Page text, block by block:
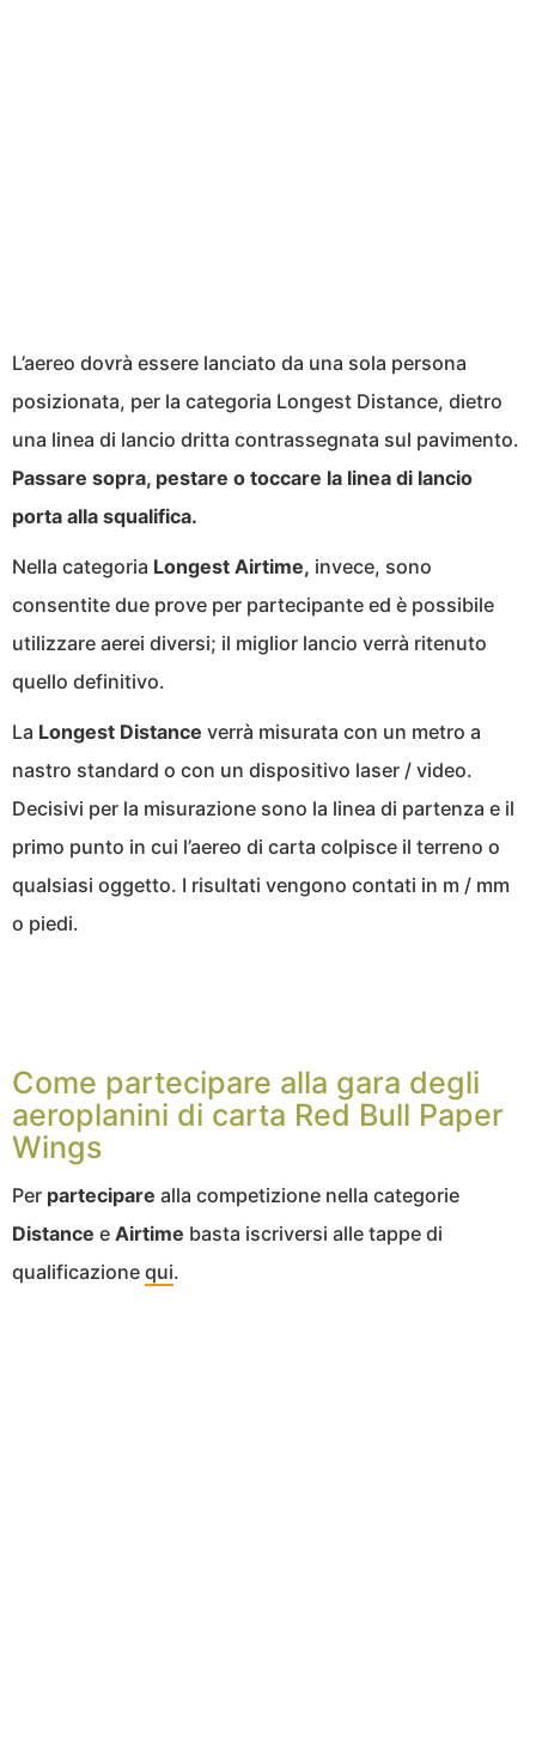
L’aereo dovrà essere lanciato da una sola persona
posizionata, per la categoria Longest Distance, dietro
una linea di lancio dritta contrassegnata sul pavimento.
Passare sopra, pestare o toccare la linea di lancio
porta alla squalifica.
Nella categoria Longest Airtime, invece, sono
consentite due prove per partecipante ed è possibile
utilizzare aerei diversi; il miglior lancio verrà ritenuto
quello definitivo.
La Longest Distance verrà misurata con un metro a
nastro standard o con un dispositivo laser / video.
Decisivi per la misurazione sono la linea di partenza e il
primo punto in cui l’aereo di carta colpisce il terreno o
qualsiasi oggetto. I risultati vengono contati in m / mm
o piedi.
Come partecipare alla gara degli
aeroplanini di carta Red Bull Paper
Wings
Per partecipare alla competizione nella categorie
Distance e Airtime basta iscriversi alle tappe di
qualificazione qui.